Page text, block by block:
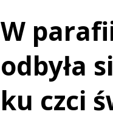
W
odbyła
ku czci